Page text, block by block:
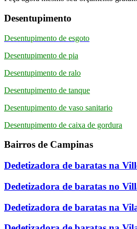
Desentupimento
Desentupimento de esgoto
Desentupimento de pia
Desentupimento de ralo
Desentupimento de tanque
Desentupimento de vaso sanitario
Desentupimento de caixa de gordura
Bairros de Campinas
Dedetizadora de baratas na
Dedetizadora de baratas no
Dedetizadora de baratas na